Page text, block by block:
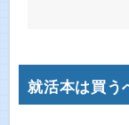
就活本は買う